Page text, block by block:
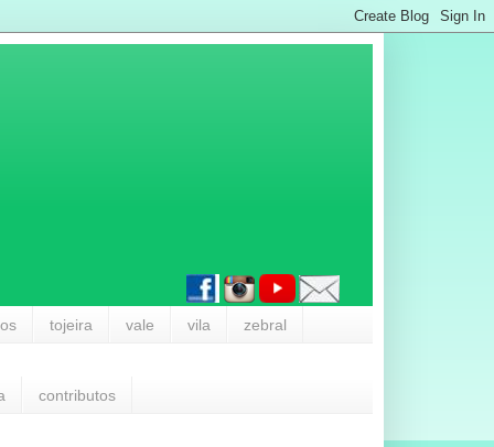
tojeira vale vila zebral
contributos